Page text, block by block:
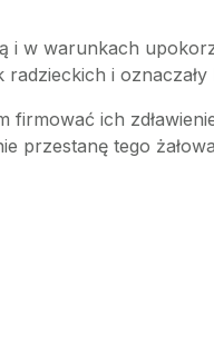
i w warunkach
i
firmować ich
przestanę tego